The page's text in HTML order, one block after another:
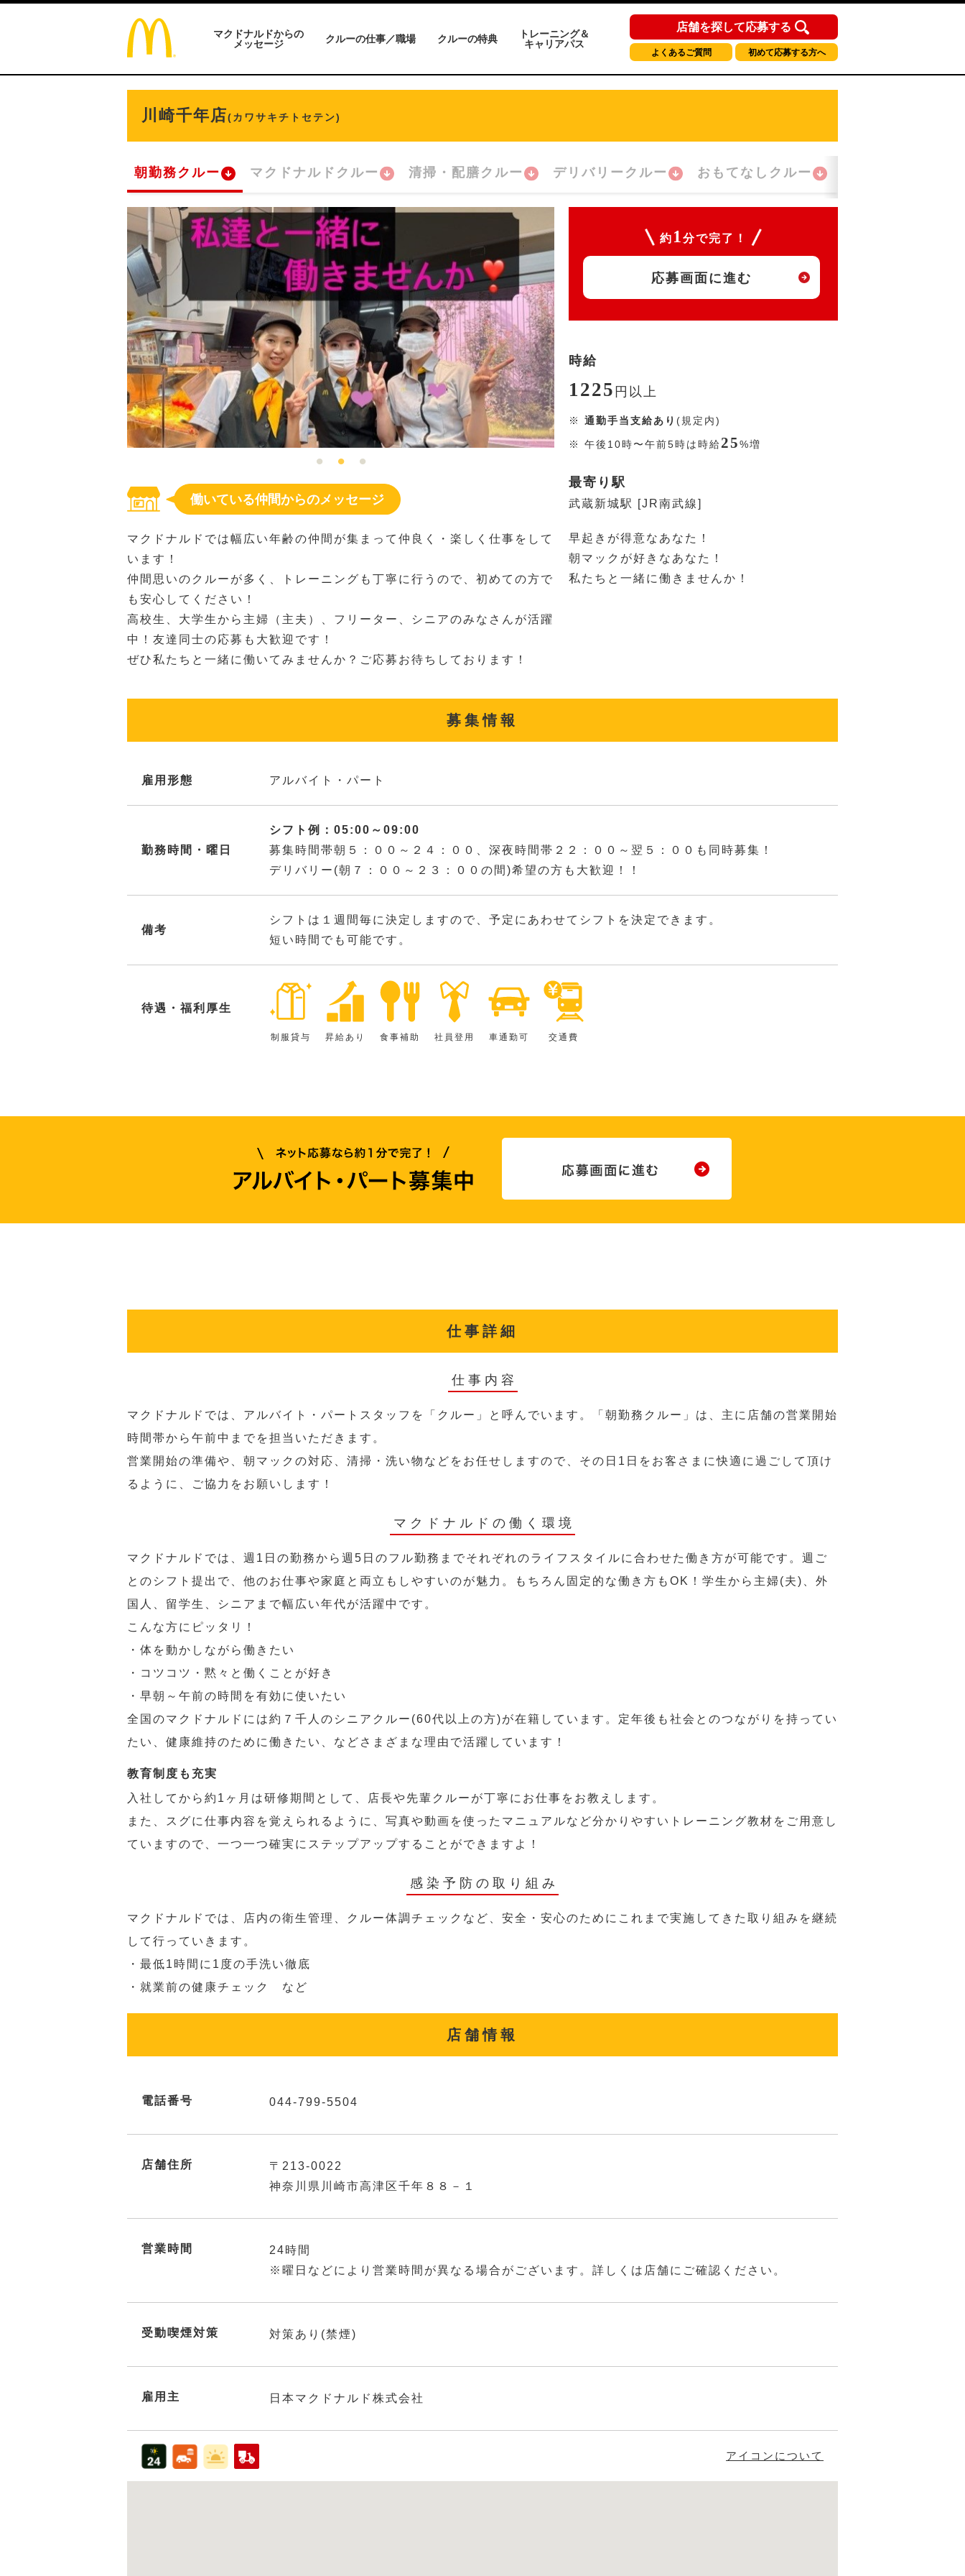
マクドナルドからの
メッセージ
クルーの仕事／職場 クルーの特典
トレーニング＆
キャリアパス
店舗を探して応募する
よくあるご質問 初めて応募する方へ
川崎千年店(カワサキチトセテン)
朝勤務クルー マクドナルドクルー 清掃・配膳クルー デリバリークルー おもてなしクルー
働いている仲間からのメッセージ
マクドナルドでは幅広い年齢の仲間が集まって仲良く・楽しく仕事をして
います！
仲間思いのクルーが多く、トレーニングも丁寧に行うので、初めての方で
も安心してください！
高校生、大学生から主婦（主夫）、フリーター、シニアのみなさんが活躍
中！友達同士の応募も大歓迎です！
ぜひ私たちと一緒に働いてみませんか？ご応募お待ちしております！
約 1 分で完了！
応募画面に進む
時給
1225 円 以上
※ 通勤手当支給あり (規定内)
※ 午後10時〜午前5時は時給25%増
最寄り駅
武蔵新城駅 [JR南武線]
早起きが得意なあなた！
朝マックが好きなあなた！
私たちと一緒に働きませんか！
募集情報
雇用形態 アルバイト・パート
勤務時間・曜日
シフト例：05:00～09:00
募集時間帯朝５：００～２４：００、深夜時間帯２２：００～翌５：００も同時募集！
デリバリー(朝７：００～２３：００の間)希望の方も大歓迎！！
備考
シフトは１週間毎に決定しますので、予定にあわせてシフトを決定できます。
短い時間でも可能です。
待遇・福利厚生
制服貸与 昇給あり 食事補助 社員登用 車通勤可 交通費
仕事詳細
仕事内容
マクドナルドでは、アルバイト・パートスタッフを「クルー」と呼んでいます。「朝勤務クルー」は、主に店舗の営業開始
時間帯から午前中までを担当いただきます。
営業開始の準備や、朝マックの対応、清掃・洗い物などをお任せしますので、その日1日をお客さまに快適に過ごして頂け
るように、ご協力をお願いします！
マクドナルドの働く環境
マクドナルドでは、週1日の勤務から週5日のフル勤務までそれぞれのライフスタイルに合わせた働き方が可能です。週ご
とのシフト提出で、他のお仕事や家庭と両立もしやすいのが魅力。もちろん固定的な働き方もOK！学生から主婦(夫)、外
国人、留学生、シニアまで幅広い年代が活躍中です。
こんな方にピッタリ！
・体を動かしながら働きたい
・コツコツ・黙々と働くことが好き
・早朝～午前の時間を有効に使いたい
全国のマクドナルドには約７千人のシニアクルー(60代以上の方)が在籍しています。定年後も社会とのつながりを持ってい
たい、健康維持のために働きたい、などさまざまな理由で活躍しています！
教育制度も充実
入社してから約1ヶ月は研修期間として、店長や先輩クルーが丁寧にお仕事をお教えします。
また、スグに仕事内容を覚えられるように、写真や動画を使ったマニュアルなど分かりやすいトレーニング教材をご用意し
ていますので、一つ一つ確実にステップアップすることができますよ！
感染予防の取り組み
マクドナルドでは、店内の衛生管理、クルー体調チェックなど、安全・安心のためにこれまで実施してきた取り組みを継続
して行っていきます。
・最低1時間に1度の手洗い徹底
・就業前の健康チェック など
店舗情報
電話番号 044-799-5504
店舗住所
〒213-0022
神奈川県川崎市高津区千年８８－１
営業時間
24時間
※曜日などにより営業時間が異なる場合がございます。詳しくは店舗にご確認ください。
受動喫煙対策 対策あり(禁煙)
雇用主 日本マクドナルド株式会社
アイコンについて